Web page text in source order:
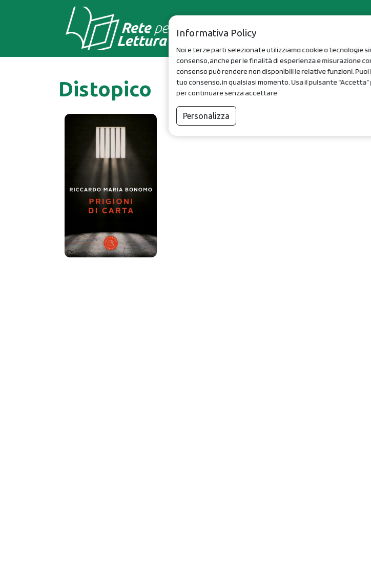
Distopico
Informativa Policy
Noi e terze parti selezionate utilizziamo cookie o tecnologie
consenso, anche per le finalità di esperienza e misurazione
consenso può rendere non disponibili le relative funzioni.
tuo consenso, in qualsiasi momento. Usa il pulsante
per continuare senza accettare.
Personalizza